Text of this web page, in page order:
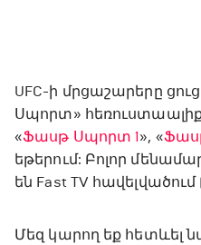
UFC-ի մրցաշարերը
Սպորտ»
«Ֆասթ Սպորտ 1», «
եթերում: Բոլոր
են Fast TV հավելվածում
Մեզ կարող եք հետևել